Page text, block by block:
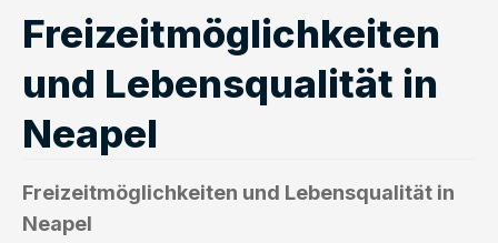
Freizeitmöglichkeiten
und Lebensqualität in
Neapel
Freizeitmöglichkeiten und Lebensqualität in
Neapel